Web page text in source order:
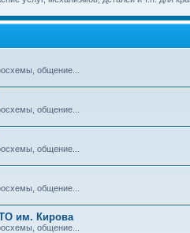
общение...
общение...
общение...
общение...
им. Кирова
общение...